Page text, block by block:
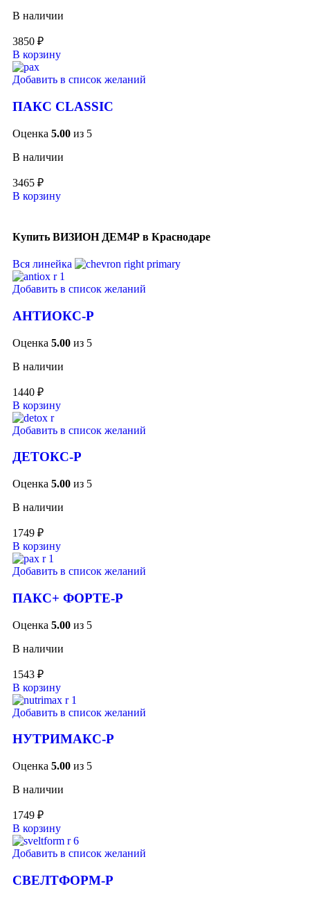
В наличии
3850 ₽
В корзину
Добавить в список желаний
ПАКС CLASSIC
Оценка 5.00 из 5
В наличии
3465 ₽
В корзину
Купить ВИЗИОН ДЕМ4Р в Краснодаре
Вся линейка
Добавить в список желаний
АНТИОКС-Р
Оценка 5.00 из 5
В наличии
1440 ₽
В корзину
Добавить в список желаний
ДЕТОКС-Р
Оценка 5.00 из 5
В наличии
1749 ₽
В корзину
Добавить в список желаний
ПАКС+ ФОРТЕ-Р
Оценка 5.00 из 5
В наличии
1543 ₽
В корзину
Добавить в список желаний
НУТРИМАКС-Р
Оценка 5.00 из 5
В наличии
1749 ₽
В корзину
Добавить в список желаний
СВЕЛТФОРМ-Р